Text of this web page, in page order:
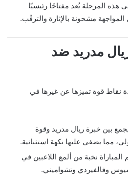
هذه المرحلة يُعد مفتاحًا رئيسيًا
مشحونة بالإثارة والترقّب.
مدريد ضد
نقاط قوة تميزها عن غيرها في
بين خبرة ريال مدريد وقوة
مما يضفي عليها نكهة استثنائية.
المباراة نخبة من ألمع اللاعبين في
وفالفيردي وتشواميني.